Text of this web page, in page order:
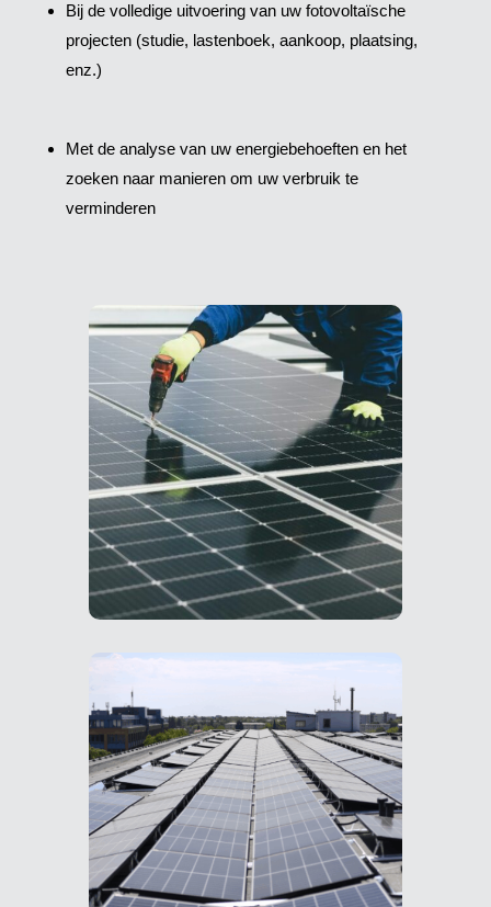
Bij de volledige uitvoering van uw fotovoltaïsche
projecten (studie, lastenboek, aankoop, plaatsing,
enz.)
Met de analyse van uw energiebehoeften en het
zoeken naar manieren om uw verbruik te
verminderen